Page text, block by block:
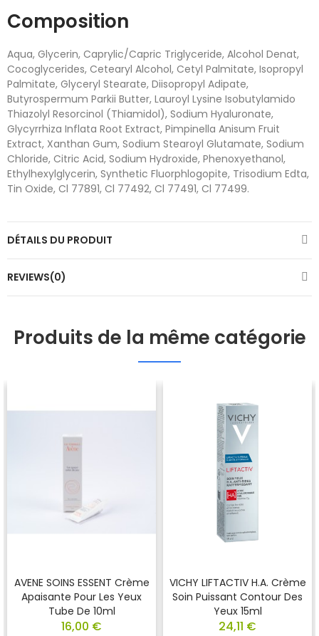
Composition
Aqua, Glycerin, Caprylic/Capric Triglyceride, Alcohol Denat,
Cocoglycerides, Cetearyl Alcohol, Cetyl Palmitate, Isopropyl
Palmitate, Glyceryl Stearate, Diisopropyl Adipate,
Butyrospermum Parkii Butter, Lauroyl Lysine Isobutylamido
Thiazolyl Resorcinol (Thiamidol), Sodium Hyaluronate,
Glycyrrhiza Inflata Root Extract, Pimpinella Anisum Fruit
Extract, Xanthan Gum, Sodium Stearoyl Glutamate, Sodium
Chloride, Citric Acid, Sodium Hydroxide, Phenoxyethanol,
Ethylhexylglycerin, Synthetic Fluorphlogopite, Trisodium Edta,
Tin Oxide, Cl 77891, Cl 77492, Cl 77491, Cl 77499.
DÉTAILS DU PRODUIT
REVIEWS(0)
Produits de la même catégorie
AVENE SOINS ESSENT Crème
Apaisante Pour Les Yeux
Tube De 10ml
16,00 €
VICHY LIFTACTIV H.A. Crème
Soin Puissant Contour Des
Yeux 15ml
24,11 €